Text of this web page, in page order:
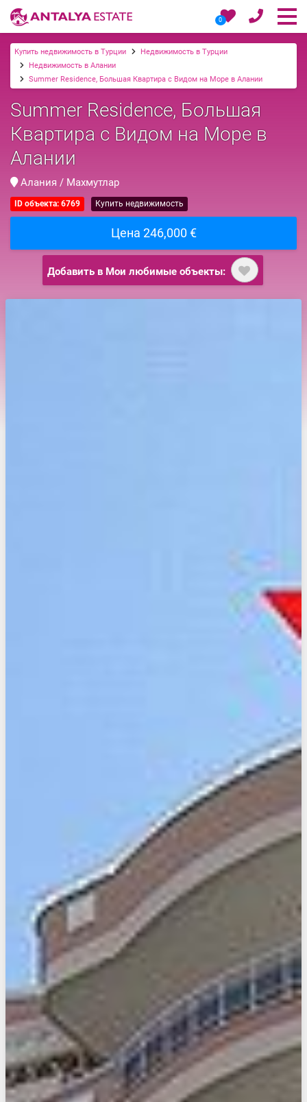
0
Купить недвижимость в Турции
Недвижимость в Турции
Недвижимость в Алании
Summer Residence, Большая Квартира с Видом на Море в Алании
Summer Residence, Большая
Квартира с Видом на Море в
Алании
Алания / Махмутлар
ID объекта: 6769 Купить недвижимость
Цена 246,000 €
Добавить в Мои любимые объекты: